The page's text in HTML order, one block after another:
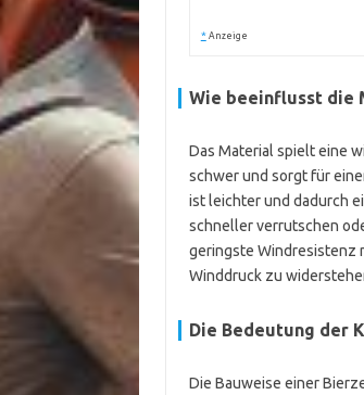
* Anzeige
Wie beeinflusst die
Das Material spielt eine
schwer und sorgt für
ist leichter und dadurch
schneller verrutschen
geringste Windresistenz
Winddruck zu
Die Bedeutung der
Die Bauweise einer